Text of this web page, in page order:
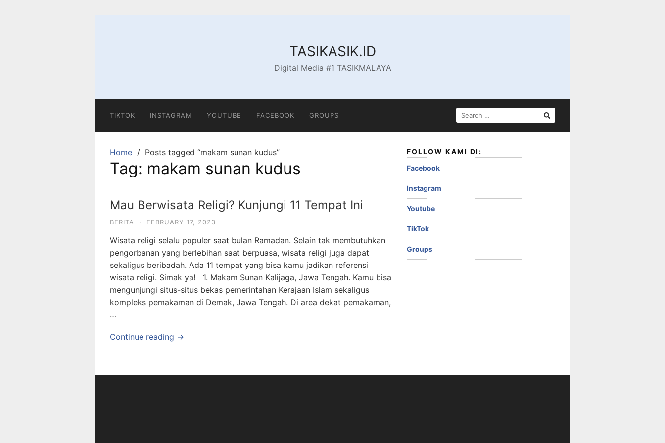
TASIKASIK.ID
Digital Media #1 TASIKMALAYA
TIKTOK INSTAGRAM YOUTUBE FACEBOOK GROUPS
SEARCH
FOR:
Home Posts tagged “makam sunan kudus”
Tag: makam sunan kudus
Mau Berwisata Religi? Kunjungi 11 Tempat Ini
BERITA · FEBRUARY 17, 2023
Wisata religi selalu populer saat bulan Ramadan. Selain tak membutuhkan
pengorbanan yang berlebihan saat berpuasa, wisata religi juga dapat
sekaligus beribadah. Ada 11 tempat yang bisa kamu jadikan referensi
wisata religi. Simak ya! 1. Makam Sunan Kalijaga, Jawa Tengah. Kamu bisa
mengunjungi situs-situs bekas pemerintahan Kerajaan Islam sekaligus
kompleks pemakaman di Demak, Jawa Tengah. Di area dekat pemakaman,
…
Continue reading →
FOLLOW KAMI DI:
Facebook
Instagram
Youtube
TikTok
Groups